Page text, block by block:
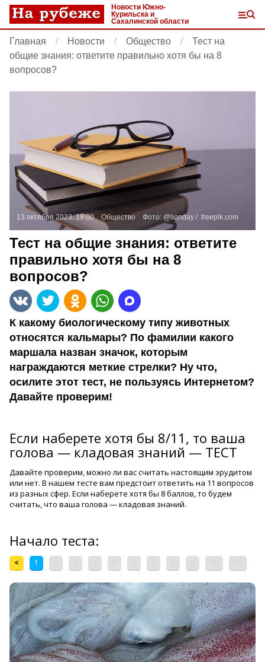
Новости Южно-
Курильска и
Сахалинской области
Главная Новости Общество
Тест на
общие знания: ответите правильно хотя бы на 8
вопросов?
13 октября 2023, 19:00 Общество Фото: @lionday / .freepik.com
Тест на общие знания: ответите
правильно хотя бы на 8
вопросов?
К какому биологическому типу животных
относятся кальмары? По фамилии какого
маршала назван значок, которым
награждаются меткие стрелки? Ну что,
осилите этот тест, не пользуясь Интернетом?
Давайте проверим!